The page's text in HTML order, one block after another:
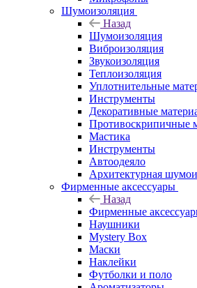
Шумоизоляция
Назад
Шумоизоляция
Виброизоляция
Звукоизоляция
Теплоизоляция
Уплотнительные
Инструменты
Декоративные
Противоскрипичные
Мастика
Инструменты
Автоодеяло
Архитектурная
Фирменные аксессуары
Назад
Фирменные
Наушники
Mystery Box
Маски
Наклейки
Футболки и поло